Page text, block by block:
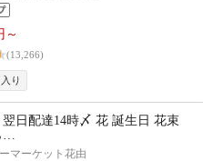
～
(13,266)
日配達14時〆 花 誕生日 花束
マーケット花由